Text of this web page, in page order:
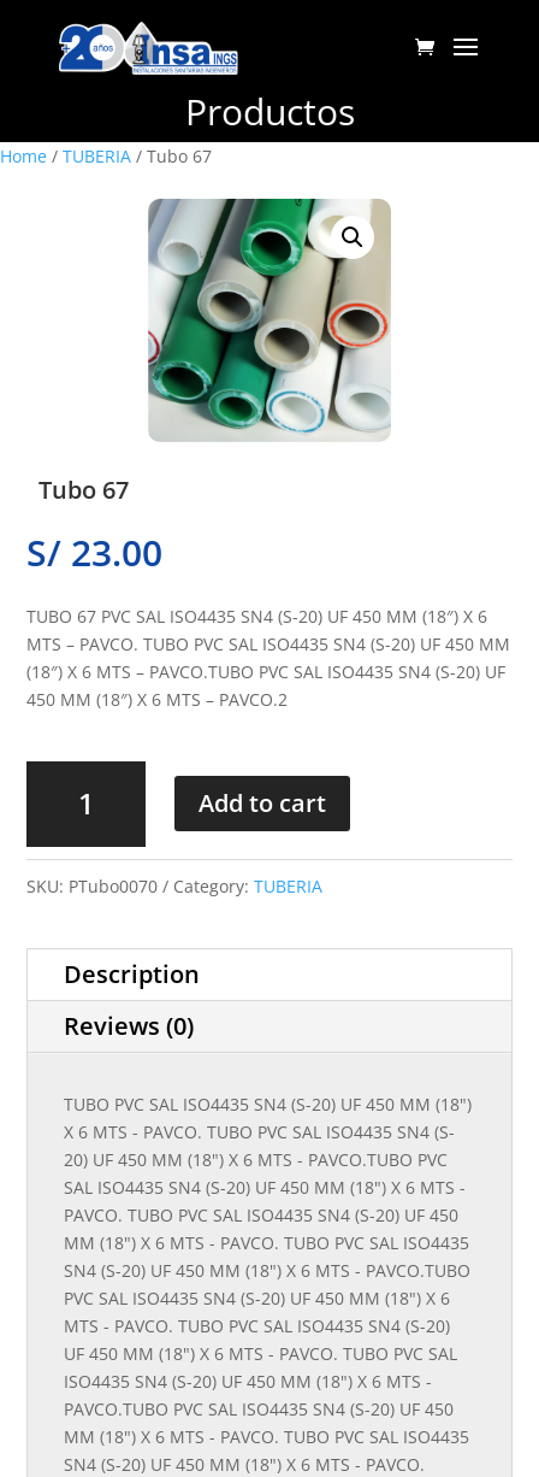
Productos
Home / TUBERIA / Tubo 67
Tubo 67
S/ 23.00
TUBO 67 PVC SAL ISO4435 SN4 (S-20) UF 450 MM (18″) X 6
MTS – PAVCO. TUBO PVC SAL ISO4435 SN4 (S-20) UF 450 MM
(18″) X 6 MTS – PAVCO.TUBO PVC SAL ISO4435 SN4 (S-20) UF
450 MM (18″) X 6 MTS – PAVCO.2
Tubo
67
quantity
Add to cart
SKU: PTubo0070 Category:TUBERIA
Description
Reviews (0)
TUBO PVC SAL ISO4435 SN4 (S-20) UF 450 MM (18")
X 6 MTS - PAVCO. TUBO PVC SAL ISO4435 SN4 (S-
20) UF 450 MM (18") X 6 MTS - PAVCO.TUBO PVC
SAL ISO4435 SN4 (S-20) UF 450 MM (18") X 6 MTS -
PAVCO. TUBO PVC SAL ISO4435 SN4 (S-20) UF 450
MM (18") X 6 MTS - PAVCO. TUBO PVC SAL ISO4435
SN4 (S-20) UF 450 MM (18") X 6 MTS - PAVCO.TUBO
PVC SAL ISO4435 SN4 (S-20) UF 450 MM (18") X 6
MTS - PAVCO. TUBO PVC SAL ISO4435 SN4 (S-20)
UF 450 MM (18") X 6 MTS - PAVCO. TUBO PVC SAL
ISO4435 SN4 (S-20) UF 450 MM (18") X 6 MTS -
PAVCO.TUBO PVC SAL ISO4435 SN4 (S-20) UF 450
MM (18") X 6 MTS - PAVCO. TUBO PVC SAL ISO4435
SN4 (S-20) UF 450 MM (18") X 6 MTS - PAVCO.